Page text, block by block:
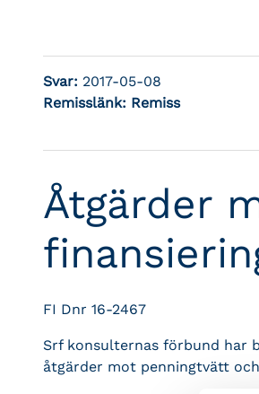
Svar: 2017-05-08
Remisslänk: Remiss
Åtgärder
FI Dnr 16-2467
Srf konsulternas förbund har
åtgärder mot penningtvätt